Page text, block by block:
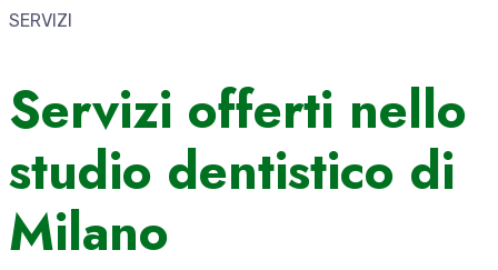
SERVIZI
Servizi offerti nello
studio dentistico di
Milano